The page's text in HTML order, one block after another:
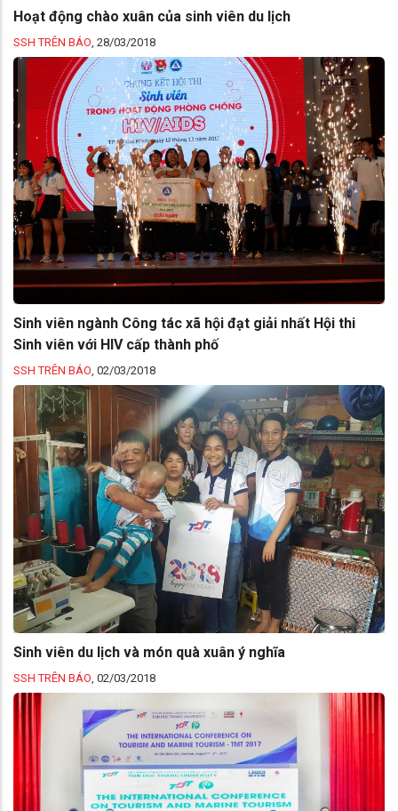
Hoạt động chào xuân của sinh viên du lịch
SSH TRÊN BÁO 28/03/2018
Sinh viên ngành Công tác xã hội đạt giải nhất Hội thi
Sinh viên với HIV cấp thành phố
SSH TRÊN BÁO, 02/03/2018
Sinh viên du lịch và món quà xuân ý nghĩa
SSH TRÊN BÁO 02/03/2018